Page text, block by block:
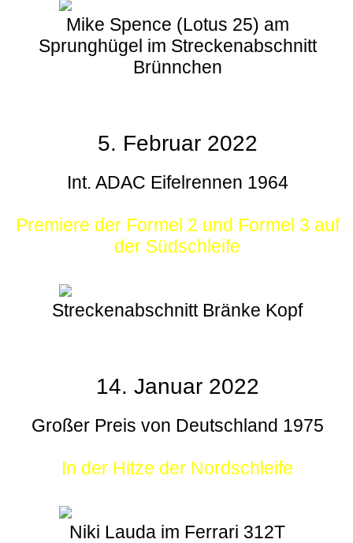
Mike Spence (Lotus 25) am
Sprunghügel im Streckenabschnitt
Brünnchen
5. Februar 2022
Int. ADAC Eifelrennen 1964
Premiere der Formel 2 und Formel 3 auf
der Südschleife
Streckenabschnitt Bränke Kopf
14. Januar 2022
Großer Preis von Deutschland 1975
In der Hitze der Nordschleife
Niki Lauda im Ferrari 312T